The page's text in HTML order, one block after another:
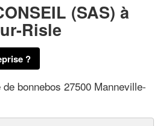
(SAS) à
Risle
?
bonnebos 27500 Manneville-